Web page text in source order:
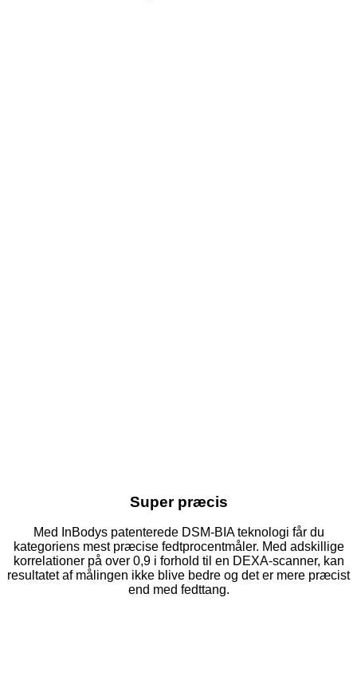
Super præcis
Med InBodys patenterede DSM-BIA teknologi får du
kategoriens mest præcise fedtprocentmåler. Med adskillige
korrelationer på over 0,9 i forhold til en DEXA-scanner, kan
resultatet af målingen ikke blive bedre og det er mere præcist
end med fedttang.